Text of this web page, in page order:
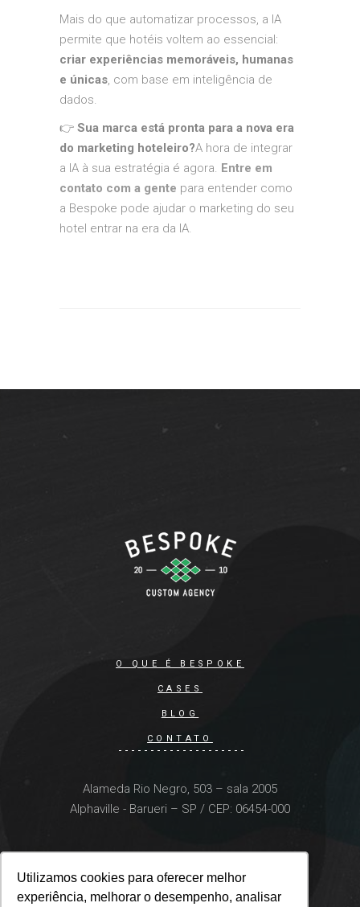
Utilizamos cookies para oferecer melhor
experiência, melhorar o desempenho, analisar
Utilizamos cookies para oferecer melhor
experiência, melhorar o desempenho, analisar
Mais do que automatizar processos, a IA
permite que hotéis voltem ao essencial:
criar experiências memoráveis, humanas
e únicas, com base em inteligência de
dados.
👉 Sua marca está pronta para a nova era
do marketing hoteleiro?A hora de integrar
a IA à sua estratégia é agora. Entre em
contato com a gente para entender como
a Bespoke pode ajudar o marketing do seu
hotel entrar na era da IA.
O QUE É BESPOKE
CASES
BLOG
CONTATO
Alameda Rio Negro, 503 – sala 2005
Alphaville - Barueri – SP / CEP: 06454-000